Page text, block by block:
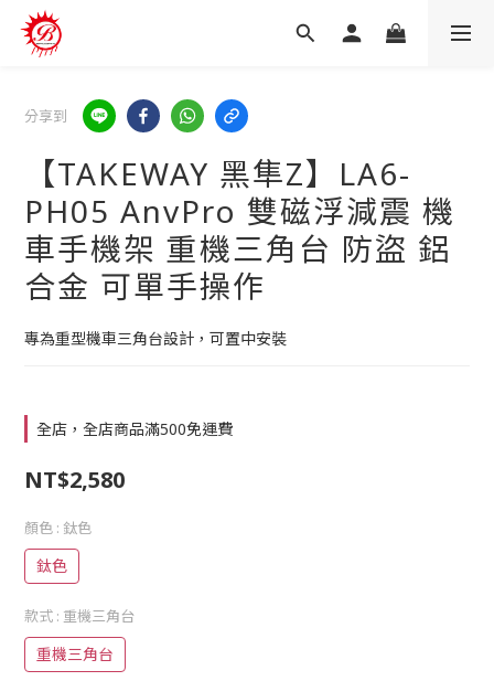
分享到
【TAKEWAY 黑隼Z】LA6-
PH05 AnvPro 雙磁浮減震 機
車手機架 重機三角台 防盜 鋁
合金 可單手操作
專為重型機車三角台設計，可置中安裝
全店，全店商品滿500免運費
NT$2,580
顏色 : 鈦色
鈦色
款式 : 重機三角台
重機三角台